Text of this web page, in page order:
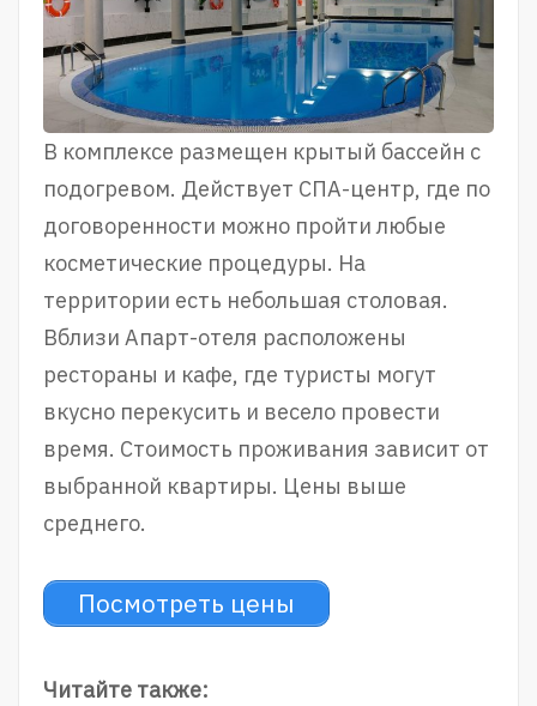
В комплексе размещен крытый бассейн с
подогревом. Действует СПА-центр, где по
договоренности можно пройти любые
косметические процедуры. На
территории есть небольшая столовая.
Вблизи Апарт-отеля расположены
рестораны и кафе, где туристы могут
вкусно перекусить и весело провести
время. Стоимость проживания зависит от
выбранной квартиры. Цены выше
среднего.
Посмотреть цены
Читайте также: